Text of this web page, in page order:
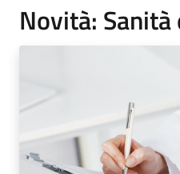
Novità: Sanità